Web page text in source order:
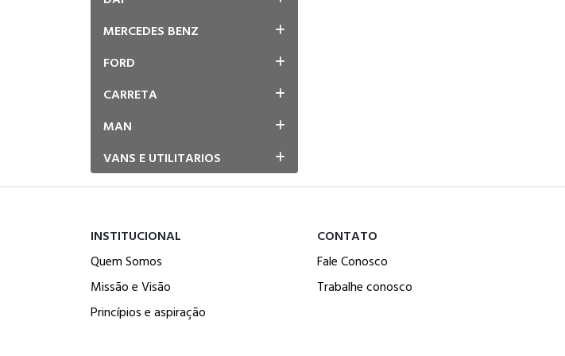
MERCEDES BENZ
FORD
CARRETA
MAN
VANS E UTILITARIOS
INSTITUCIONAL
Quem Somos
Missão e Visão
Princípios e aspiração
CONTATO
Fale Conosco
Trabalhe conosco